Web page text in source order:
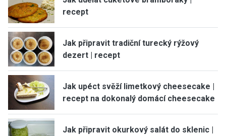
recept
Jak připravit tradiční turecký rýžový
dezert | recept
Jak upéct svěží limetkový cheesecake |
recept na dokonalý domácí cheesecake
Jak připravit okurkový salát do sklenic |